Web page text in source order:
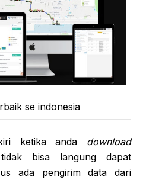
se indonesia
ketika anda download
bisa langung dapat
ada pengirim data dari